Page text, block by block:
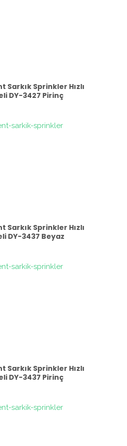
Sarkık Sprinkler Hızlı
DY-3427 Pirinç
Sarkık Sprinkler Hızlı
DY-3437 Beyaz
Sarkık Sprinkler Hızlı
DY-3437 Pirinç